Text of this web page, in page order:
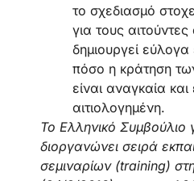
το σχεδιασμό
για τους
δημιουργεί
πόσο η κράτηση
είναι αναγκαία
αιτιολογημένη.
Το Ελληνικό
διοργανώνει σειρά
σεμιναρίων (training)